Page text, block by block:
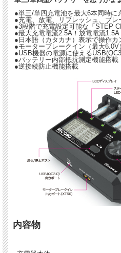
●単三/単四充電池を最大6本同時に
●充電、放電、リフレッシュ、ブ
●3段階で充電設定可能な「STEP
●最大充電電流2.5A！放電電流
●日本語（カタカナ）表示で操作カ
●モーターブレークイン（最大6.0V
●USB機器の電源に使える
●バッテリー内部抵抗測定機能搭載
●逆接続防止機能搭載
内容物